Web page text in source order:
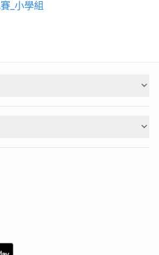
_小學組